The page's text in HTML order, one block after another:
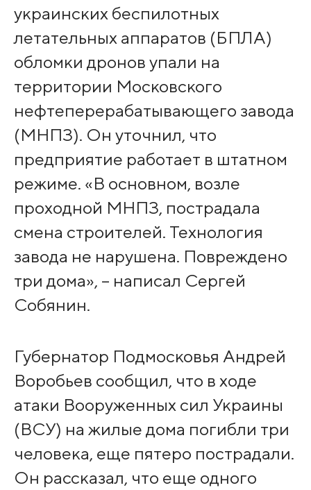
украинских беспилотных
летательных аппаратов (БПЛА)
обломки дронов упали на
территории Московского
нефтеперерабатывающего завода
(МНПЗ). Он уточнил, что
предприятие работает в штатном
режиме. «В основном, возле
проходной МНПЗ, пострадала
смена строителей. Технология
завода не нарушена. Повреждено
три дома», – написал Сергей
Собянин.
Губернатор Подмосковья Андрей
Воробьев сообщил, что в ходе
атаки Вооруженных сил Украины
(ВСУ) на жилые дома погибли три
человека, еще пятеро пострадали.
Он рассказал, что еще одного